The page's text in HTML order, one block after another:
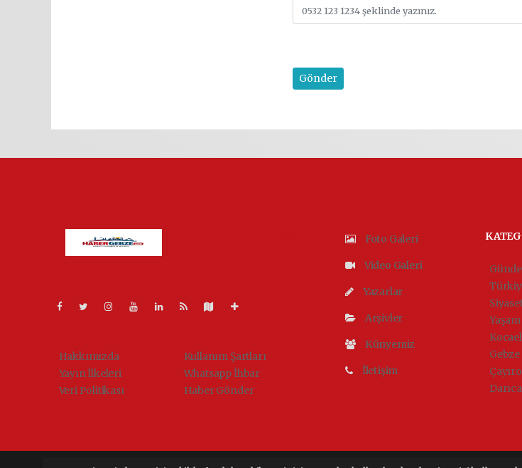
Gönder
Hakkımızda
Yayın İlkeleri
Veri Politikası
Kullanım Şartları
Whatsapp İhbar
Haber Gönder
Foto Galeri
Video Galeri
Yazarlar
Arşivler
Künyemiz
İletişim
Yaşam
Gebze
Darıca